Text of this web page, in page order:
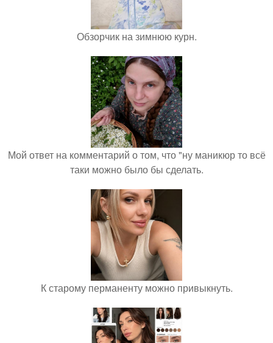
Обзорчик на зимнюю курн.
Мой ответ на комментарий о том, что "ну маникюр то всё
таки можно было бы сделать.
К старому перманенту можно привыкнуть.